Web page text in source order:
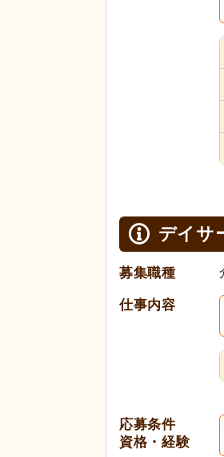
デイサ
募集職種
仕事内容
応募条件
資格・経験